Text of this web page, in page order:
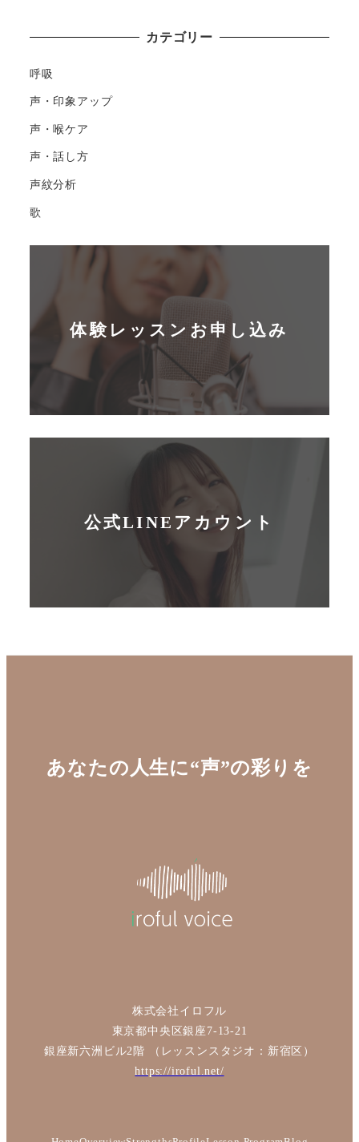
カテゴリー
呼吸
声・印象アップ
声・喉ケア
声・話し方
声紋分析
歌
体験レッスンお申し込み
公式LINEアカウント
あなたの人生に“声”の彩りを
株式会社イロフル
東京都中央区銀座7-13-21
銀座新六洲ビル2階 （レッスンスタジオ：新宿区）
https://iroful.net/